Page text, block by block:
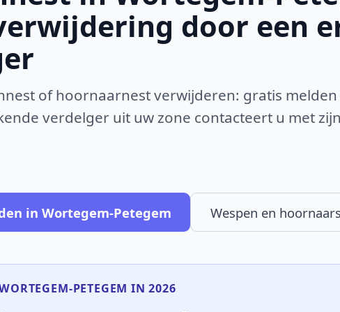
door een
of hoornaarnest verwijderen: gratis
verdelger uit uw zone contacteert u met
in Wortegem-Petegem Wespen en
PETEGEM IN 2026